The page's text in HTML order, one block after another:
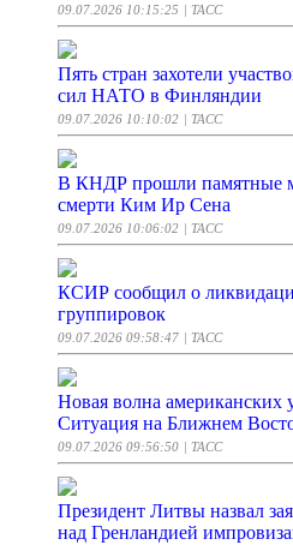
09.07.2026 10:15:25 | ТАСС
Пять стран захотели
сил НАТО в Финляндии
09.07.2026 10:10:02 | ТАСС
В КНДР прошли памятные
смерти Ким Ир Сена
09.07.2026 10:06:02 | ТАСС
КСИР сообщил о
группировок
09.07.2026 09:58:47 | ТАСС
Новая волна американских
Ситуация на Ближнем
09.07.2026 09:56:50 | ТАСС
Президент Литвы назвал
над Гренландией